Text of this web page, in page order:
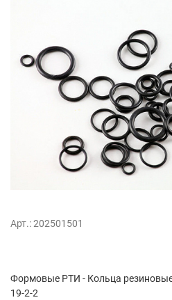
Арт.: 202501501
Формовые РТИ - Кольца
19-2-2